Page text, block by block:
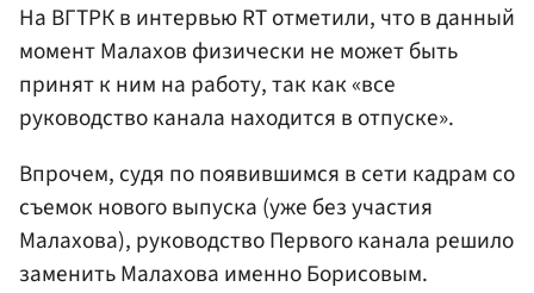
На ВГТРК в интервью RT отметили, что в данный
момент Малахов физически не может быть
принят к ним на работу, так как «все
руководство канала находится в отпуске».
Впрочем, судя по появившимся в сети кадрам со
съемок нового выпуска (уже без участия
Малахова), руководство Первого канала решило
заменить Малахова именно Борисовым.